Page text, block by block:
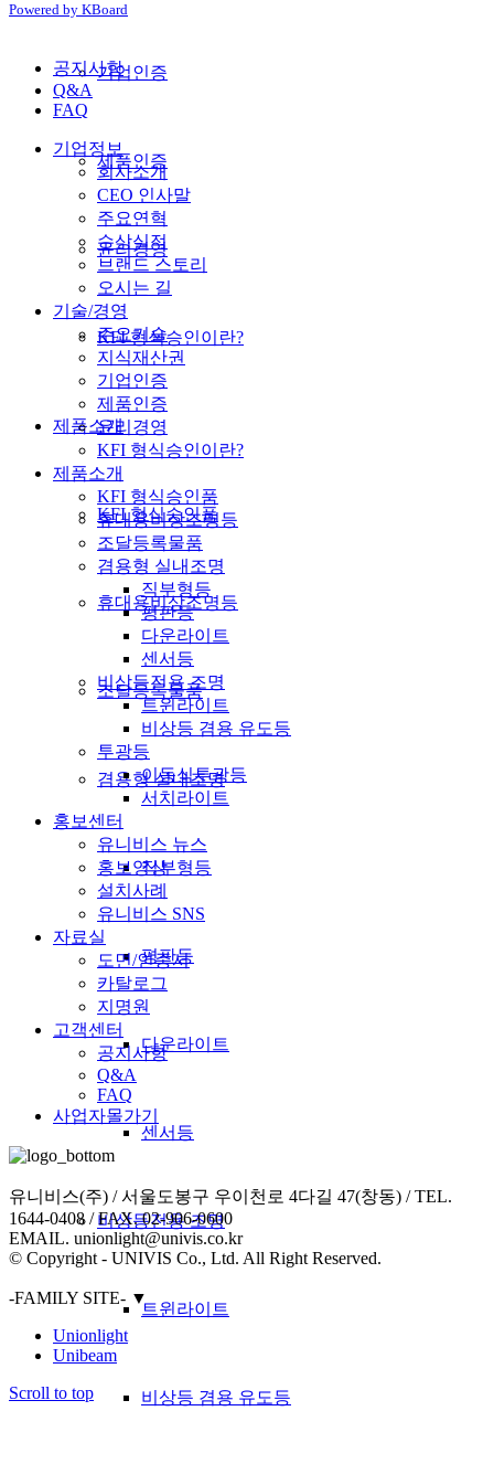
기업인증
제품인증
윤리경영
KFI 형식승인이란?
제품소개
KFI 형식승인품
휴대용비상조명등
조달등록물품
겸용형 실내조명
직부형등
평판등
다운라이트
센서등
비상등전용 조명
트윈라이트
비상등 겸용 유도등
Powered by KBoard
공지사항
Q&A
FAQ
기업정보
회사소개
CEO 인사말
주요연혁
수상실적
브랜드 스토리
오시는 길
기술/경영
주요기술
지식재산권
기업인증
제품인증
윤리경영
KFI 형식승인이란?
제품소개
KFI 형식승인품
휴대용비상조명등
조달등록물품
겸용형 실내조명
직부형등
평판등
다운라이트
센서등
비상등전용 조명
트윈라이트
비상등 겸용 유도등
투광등
이동식투광등
서치라이트
홍보센터
유니비스 뉴스
홍보영상
설치사례
유니비스 SNS
자료실
도면/인증서
카탈로그
지명원
고객센터
공지사항
Q&A
FAQ
사업자몰가기
유니비스(주) / 서울도봉구 우이천로 4다길 47(창동) / TEL.
1644-0408 / FAX. 02-906-0600
EMAIL. unionlight@univis.co.kr
© Copyright - UNIVIS Co., Ltd. All Right Reserved.
-FAMILY SITE- ▼
Unionlight
Unibeam
Scroll to top